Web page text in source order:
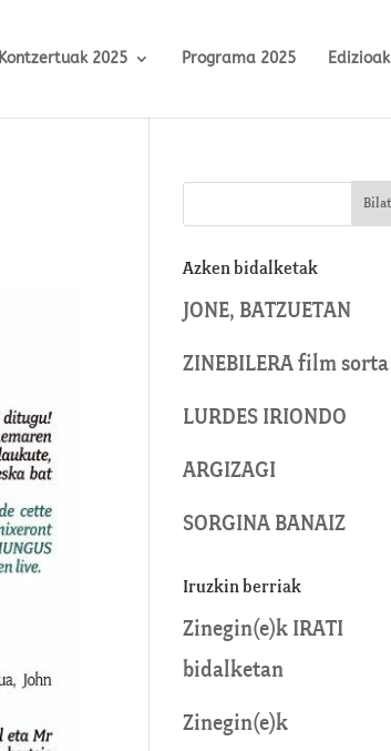
Kontzertuak 2025 Programa 2025 Edizioak
Azken bidalketak
JONE, BATZUETAN
ZINEBILERA film sorta
LURDES IRIONDO
ARGIZAGI
SORGINA BANAIZ
Iruzkin berriak
Zinegin(e)k IRATI
bidalketan
Zinegin(e)k